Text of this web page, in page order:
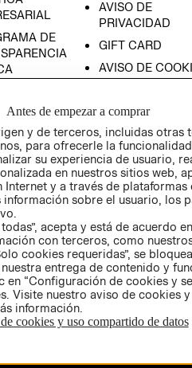
DE
DE
(INGLÉS)
AVISO DE
PRIVACIDAD
GIFT CARD
AVISO DE
COMERCIO - SIC
PETICIONES
QUEJAS Y
RECLAMOS
Antes de empezar a comprar
y de terceros, incluidas otras
para ofrecerle la
su experiencia de usuario,
en nuestros sitios web,
y a través de plataformas
sobre el usuario, los
acepta y está de acuerdo
con terceros, como
cookies requeridas”, se
entrega de contenido y
en “Configuración de cookies y
Visite nuestro aviso de cookies
información.
cookies y uso compartido de datos